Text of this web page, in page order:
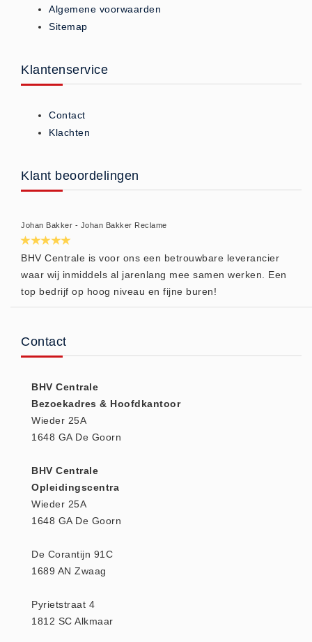
VCA Trajecten
ISO 9001 Begeleiding
Inspectiecentrale
Ons Team
Nieuws
Contact
Klachten
Privacy
Retourneren
Algemene Voorwaarden
Vacatures
Winkel
(20)
ACTIE
Actie (5)
AED
AED batterijen (12)
AED binnen - buiten kasten (11)
AED elektroden (18)
Beademings materialen (6)
AED trainers (14)
Algemene voorwaarden
Sitemap
Klantenservice
Contact
Klachten
Klant beoordelingen
Johan Bakker - Johan Bakker Reclame
BHV Centrale is voor ons een betrouwbare leverancier
waar wij inmiddels al jarenlang mee samen werken. Een
top bedrijf op hoog niveau en fijne buren!
Contact
BHV Centrale
Bezoekadres & Hoofdkantoor
Wieder 25A
1648 GA De Goorn
BHV Centrale
Opleidingscentra
Wieder 25A
1648 GA De Goorn
De Corantijn 91C
1689 AN Zwaag
Pyrietstraat 4
1812 SC Alkmaar